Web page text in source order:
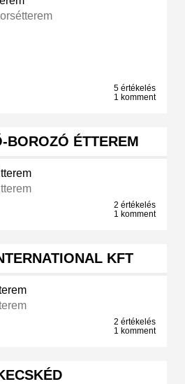
5 értékelés
1 komment
BOROZÓ ÉTTEREM
2 értékelés
1 komment
KFT
2 értékelés
1 komment